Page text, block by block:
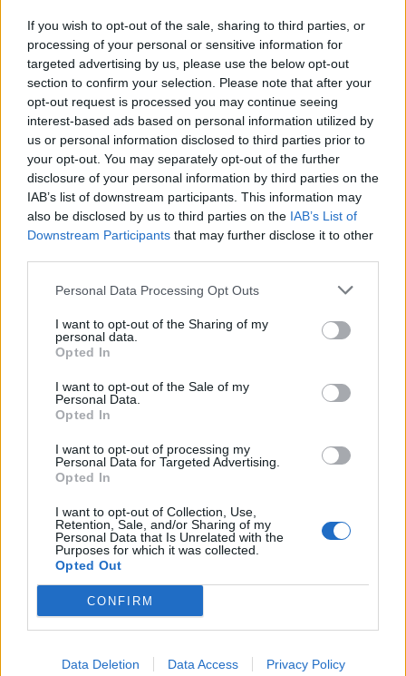
If you wish to opt-out of the sale, sharing to third parties, or
processing of your personal or sensitive information for
targeted advertising by us, please use the below opt-out
section to confirm your selection. Please note that after your
opt-out request is processed you may continue seeing
interest-based ads based on personal information utilized by
us or personal information disclosed to third parties prior to
your opt-out. You may separately opt-out of the further
disclosure of your personal information by third parties on the
IAB’s list of downstream participants. This information may
also be disclosed by us to third parties on the IAB’s List of
Downstream Participants that may further disclose it to other
Personal Data Processing Opt Outs
I want to opt-out of the Sharing of my
personal data.
Opted In
I want to opt-out of the Sale of my
Personal Data.
Opted In
I want to opt-out of processing my
Personal Data for Targeted Advertising.
Opted In
I want to opt-out of Collection, Use,
Retention, Sale, and/or Sharing of my
Personal Data that Is Unrelated with the
Purposes for which it was collected.
Opted Out
CONFIRM
Data Deletion Data Access Privacy Policy
ΤΕΛΕΥΤΑΙΑ ΕΠΕΙΣΟΔΙΑ
Κόκκινο ποδήλατο εκπ.84
Πόλις Τελευταίο
Κόκκινο ποδήλατο εκπ.83
Πόλις